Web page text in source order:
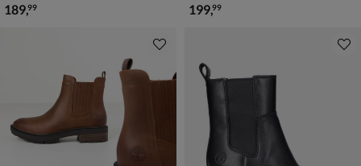
€ 189,99
189,99 € 199,99
199,99